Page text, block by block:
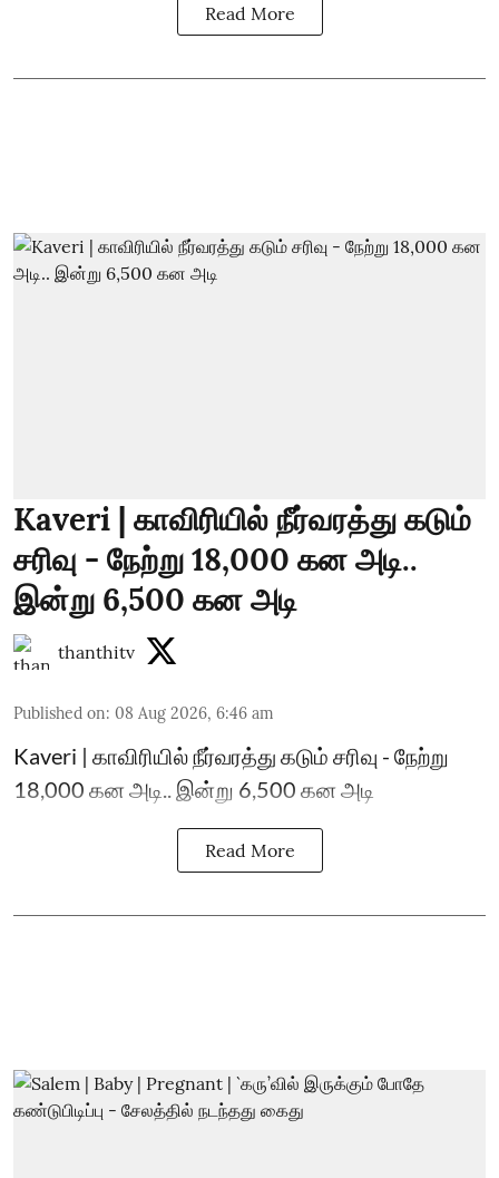
Read More
Kaveri | காவிரியில் நீர்வரத்து கடும்
சரிவு - நேற்று 18,000 கன அடி..
இன்று 6,500 கன அடி
thanthitv
Published on: 08 Aug 2026, 6:46 am
Kaveri | காவிரியில் நீர்வரத்து கடும் சரிவு - நேற்று
18,000 கன அடி.. இன்று 6,500 கன அடி
Read More